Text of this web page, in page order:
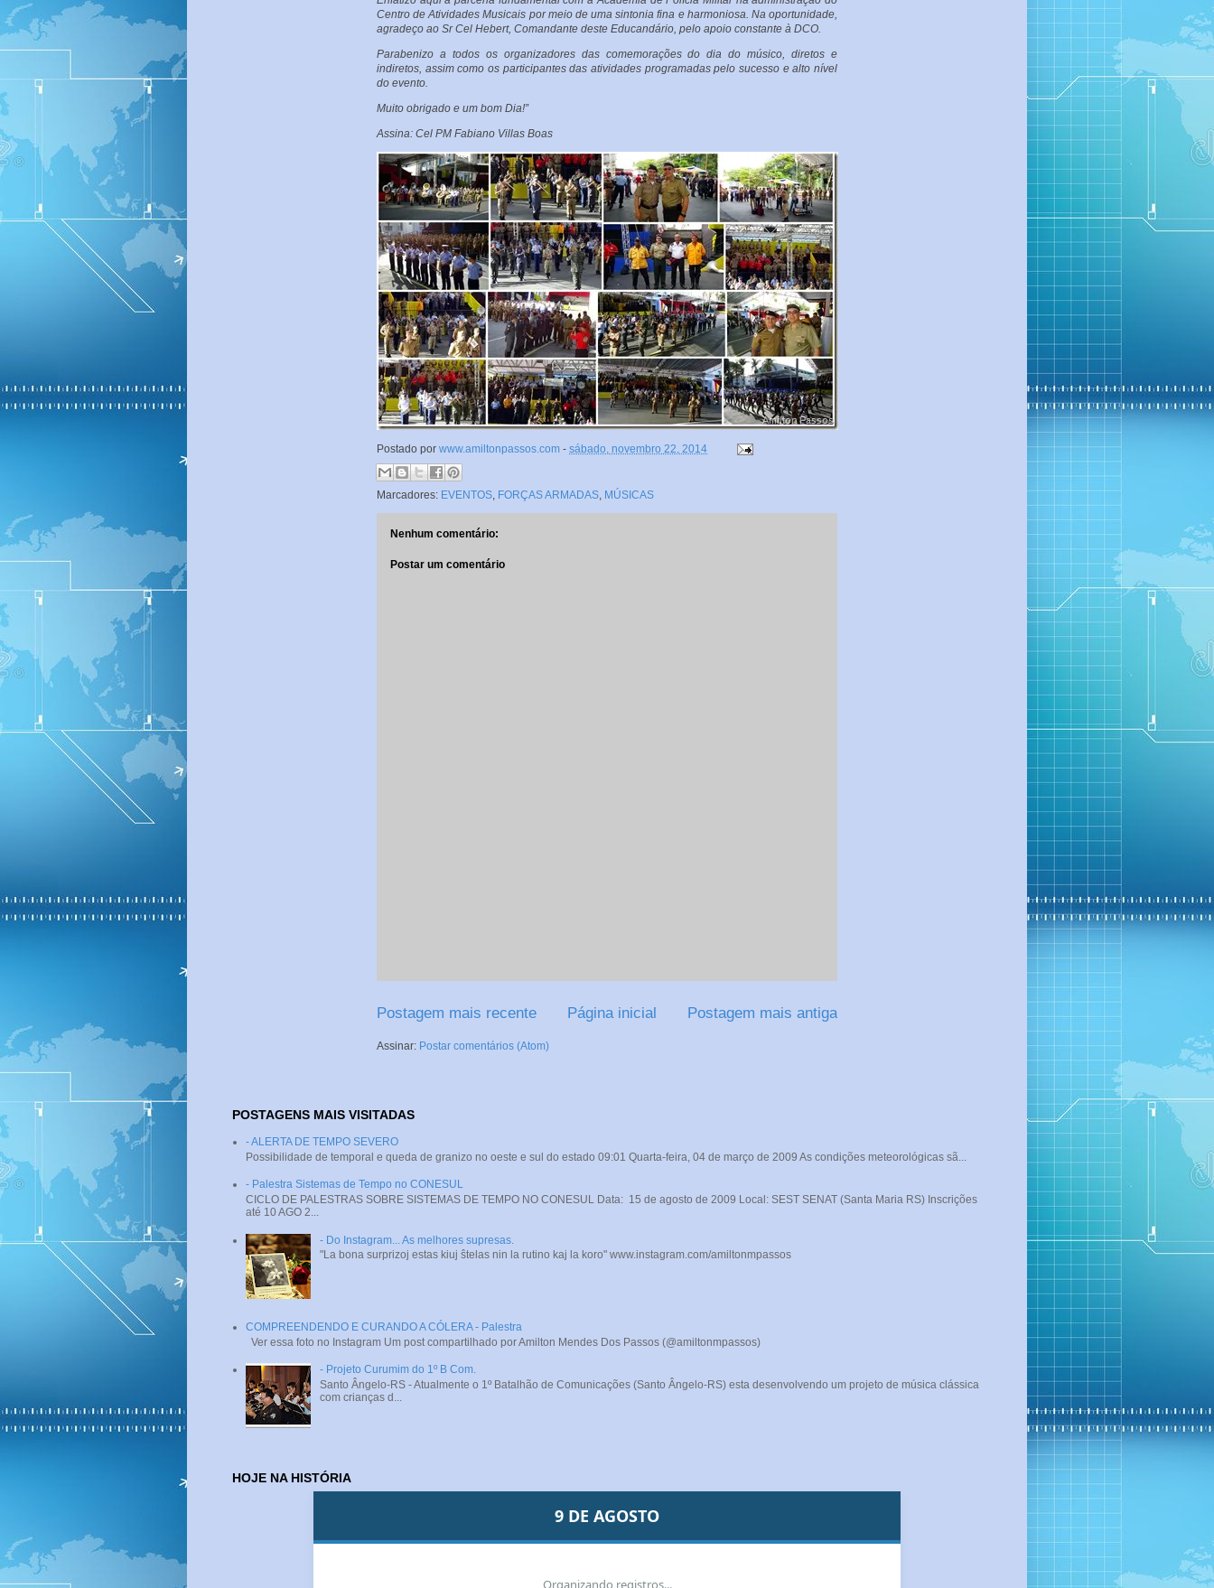
Centro de Atividades Musicais por meio de uma sintonia fina e harmoniosa. Na oportunidade,
agradeço ao Sr Cel Hebert, Comandante deste Educandário, pelo apoio constante à DCO.
Parabenizo a todos os organizadores das comemorações do dia do músico, diretos e
indiretos, assim como os participantes das atividades programadas pelo sucesso e alto nível
do evento.
Muito obrigado e um bom Dia!”
Assina: Cel PM Fabiano Villas Boas
Postado por www.amiltonpassos.com - sábado, novembro 22, 2014
Marcadores: EVENTOS, FORÇAS ARMADAS, MÚSICAS
Nenhum comentário:
Postar um comentário
Postagem mais recente Postagem mais antiga
Página inicial
Assinar: Postar comentários (Atom)
POSTAGENS MAIS VISITADAS
- ALERTA DE TEMPO SEVERO
Possibilidade de temporal e queda de granizo no oeste e sul do estado 09:01 Quarta-feira, 04 de março de 2009 As condições meteorológicas sã...
- Palestra Sistemas de Tempo no CONESUL
CICLO DE PALESTRAS SOBRE SISTEMAS DE TEMPO NO CONESUL Data: 15 de agosto de 2009 Local: SEST SENAT (Santa Maria RS) Inscrições
até 10 AGO 2...
- Do Instagram... As melhores supresas.
"La bona surprizoj estas kiuj ŝtelas nin la rutino kaj la koro" www.instagram.com/amiltonmpassos
COMPREENDENDO E CURANDO A CÓLERA - Palestra
Ver essa foto no Instagram Um post compartilhado por Amilton Mendes Dos Passos (@amiltonmpassos)
- Projeto Curumim do 1º B Com.
Santo Ângelo-RS - Atualmente o 1º Batalhão de Comunicações (Santo Ângelo-RS) esta desenvolvendo um projeto de música clássica
com crianças d...
HOJE NA HISTÓRIA
9 DE AGOSTO
Organizando registros...